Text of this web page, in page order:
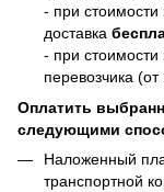
- при
доставка
- при
перевозчика (от
Оплатить
следующими
Наложенный
транспортной